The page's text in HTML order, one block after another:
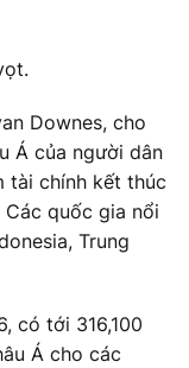
Downes, cho
Á của người dân
tài chính kết thúc
quốc gia nổi
Trung
có tới 316,100
Á cho các